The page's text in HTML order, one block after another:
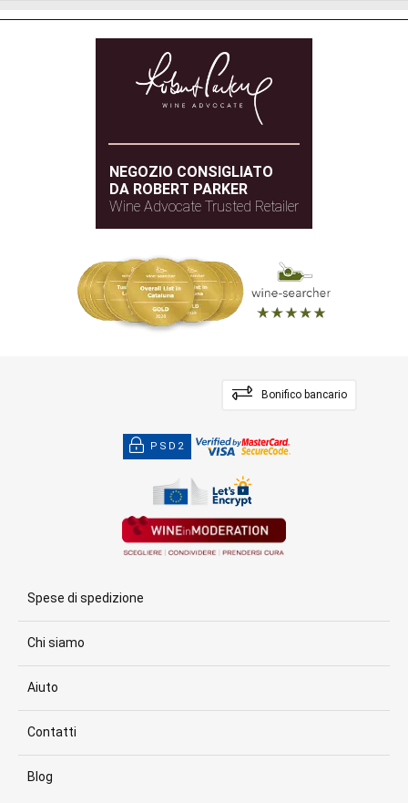
NEGOZIO CONSIGLIATO
DA ROBERT PARKER
Wine Advocate Trusted Retailer
Bonifico bancario
PSD2
Spese di spedizione
Chi siamo
Aiuto
Contatti
Blog